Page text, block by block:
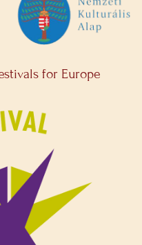
for Europe